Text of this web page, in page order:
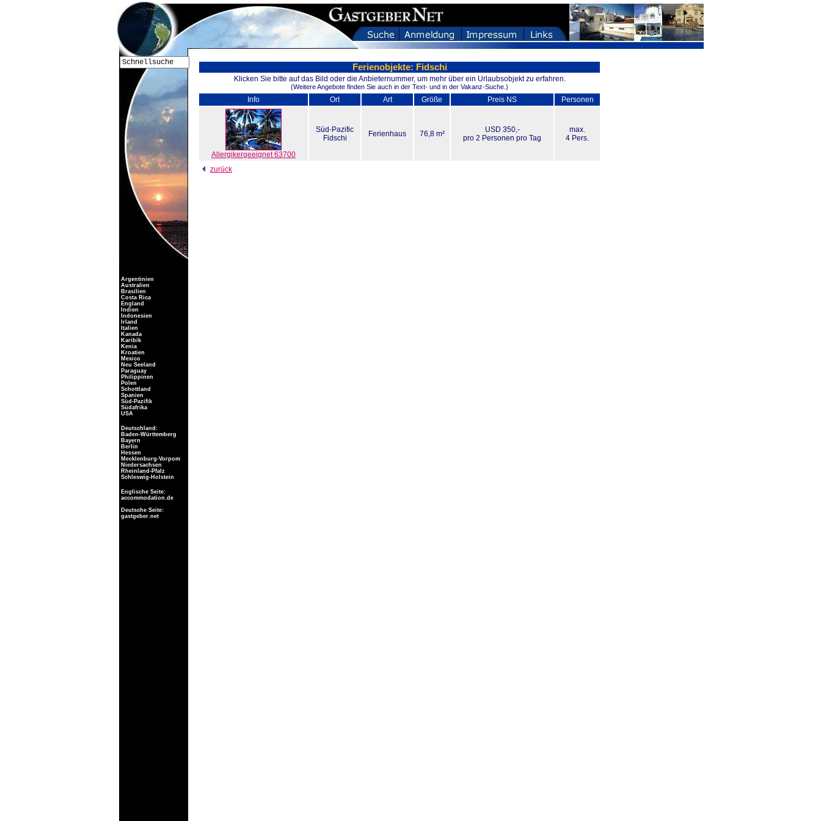
Ferienobjekte: Fidschi
Klicken Sie bitte auf das Bild oder die Anbieternummer, um mehr über ein Urlaubsobjekt zu erfahren.
(Weitere Angebote finden Sie auch in der Text- und in der Vakanz-Suche.)
Info Ort Art Größe Preis NS Personen
Allergikergeeignet 63700
Süd-Pazific
Fidschi
Ferienhaus 76,8 m²
USD 350,-
pro 2 Personen pro Tag
max.
4 Pers.
zurück
Argentinien
Australien
Brasilien
Costa Rica
England
Indien
Indonesien
Irland
Italien
Kanada
Karibik
Kenia
Kroatien
Mexico
Neu Seeland
Paraguay
Philippinen
Polen
Schottland
Spanien
Süd-Pazifik
Südafrika
USA
Deutschland:
Baden-Württemberg
Bayern
Berlin
Hessen
Mecklenburg-Vorpom
Niedersachsen
Rheinland-Pfalz
Schleswig-Holstein
Englische Seite:
accommodation.de
Deutsche Seite:
gastgeber.net